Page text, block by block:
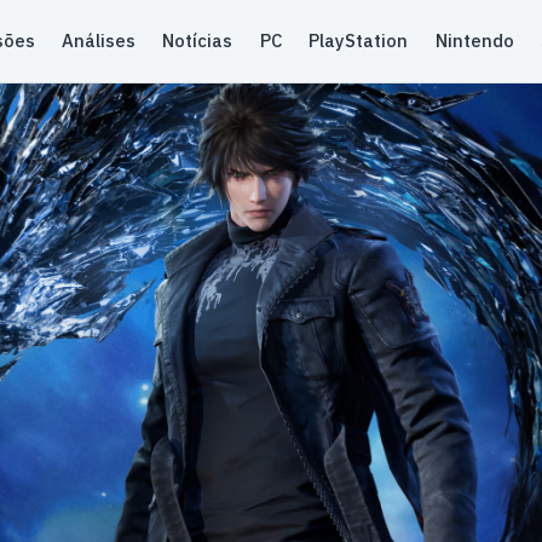
Análises Notícias PC PlayStation Nintendo